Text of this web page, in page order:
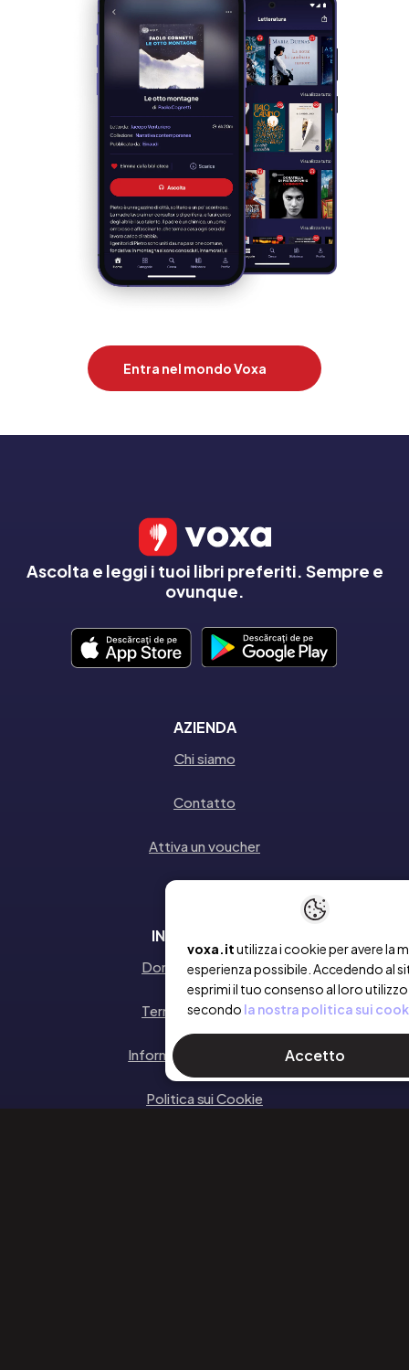
voxa.itutilizza i cookie per avere la
esperienza possibile. Accedendo al
esprimi il tuo consenso al loro utilizzo
secondo la nostra politica sui
Accetto
Entra nel mondo Voxa
Ascolta e leggi i tuoi libri preferiti. Sempre e
ovunque.
AZIENDA
Chi siamo
Contatto
Attiva un voucher
INFORMAZIONI
Domande frequenti
Termini e Condizioni
Informativa sulla privacy
Politica sui Cookie